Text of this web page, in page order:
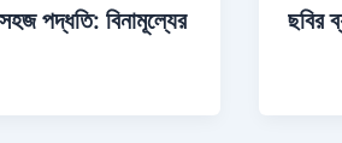
পদ্ধতি: বিনামূল্যের
ছবির